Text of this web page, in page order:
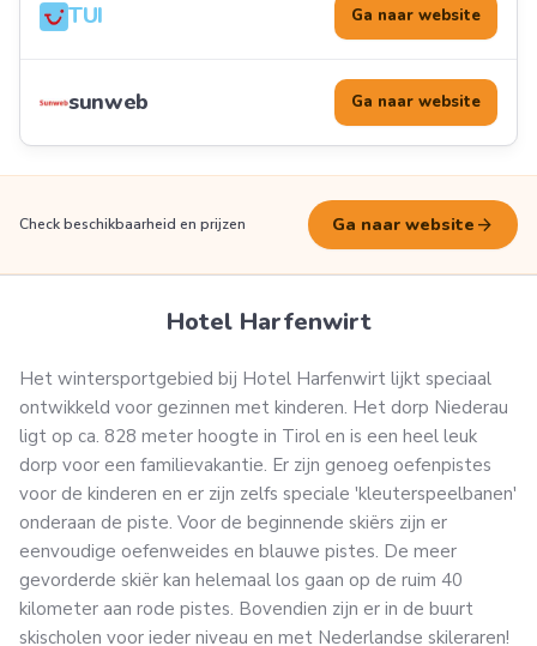
TUI Ga naar website
sunweb Ga naar website
Check beschikbaarheid en prijzen Ga naar website arrow_forward
Hotel Harfenwirt
Het wintersportgebied bij Hotel Harfenwirt lijkt speciaal
ontwikkeld voor gezinnen met kinderen. Het dorp Niederau
ligt op ca. 828 meter hoogte in Tirol en is een heel leuk
dorp voor een familievakantie. Er zijn genoeg oefenpistes
voor de kinderen en er zijn zelfs speciale 'kleuterspeelbanen'
onderaan de piste. Voor de beginnende skiërs zijn er
eenvoudige oefenweides en blauwe pistes. De meer
gevorderde skiër kan helemaal los gaan op de ruim 40
kilometer aan rode pistes. Bovendien zijn er in de buurt
skischolen voor ieder niveau en met Nederlandse skileraren!